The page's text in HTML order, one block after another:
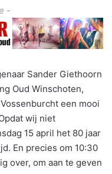
-
Sander Giethoorn
Oud Winschoten,
een mooi
wij niet
15 april het 80 jaar
En precies om 10:30
over, om aan te geven